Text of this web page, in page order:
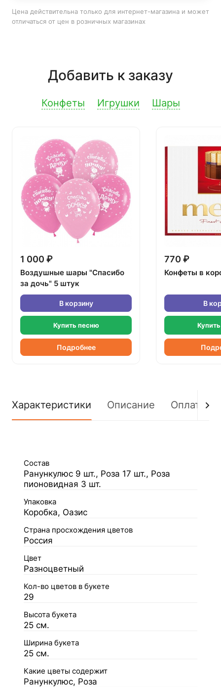
Цена действительна только для интернет-магазина и может
отличаться от цен в розничных магазинах
Добавить к заказу
Конфеты Игрушки Шары
1 000 ₽
Воздушные шары "Спасибо
за дочь" 5 штук
В корзину
Купить песню
Подробнее
770 ₽
Конфеты в
В
Характеристики Описание Оплата
Состав
Ранункулюс 9 шт., Роза 17 шт., Роза
пионовидная 3 шт.
Упаковка
Коробка, Оазис
Страна просхождения цветов
Россия
Цвет
Разноцветный
Кол-во цветов в букете
29
Высота букета
25 см.
Ширина букета
25 см.
Какие цветы содержит
Ранункулюс, Роза